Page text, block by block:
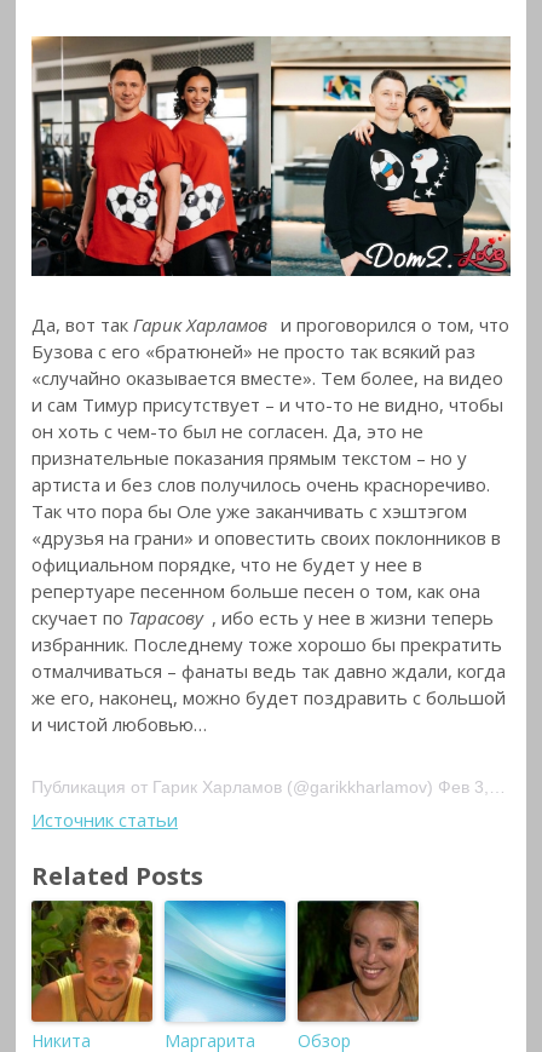
Да, вот такГарик Харламов и проговорился о том, что
Бузова с его «братюней» не просто так всякий раз
«случайно оказывается вместе». Тем более, на видео
и сам Тимур присутствует – и что-то не видно, чтобы
он хоть с чем-то был не согласен. Да, это не
признательные показания прямым текстом – но у
артиста и без слов получилось очень красноречиво.
Так что пора бы Оле уже заканчивать с хэштэгом
«друзья на грани» и оповестить своих поклонников в
официальном порядке, что не будет у нее в
репертуаре песенном больше песен о том, как она
скучает по Тарасову , ибо есть у нее в жизни теперь
избранник. Последнему тоже хорошо бы прекратить
отмалчиваться – фанаты ведь так давно ждали, когда
же его, наконец, можно будет поздравить с большой
и чистой любовью…
Источник статьи
Related Posts
Никита Маргарита Обзор